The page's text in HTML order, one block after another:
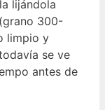
lijándola
300-
limpio y
se ve
antes de